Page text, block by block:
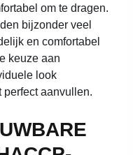
om te dragen.
bijzonder veel
en comfortabel
keuze aan
look
perfect aanvullen.